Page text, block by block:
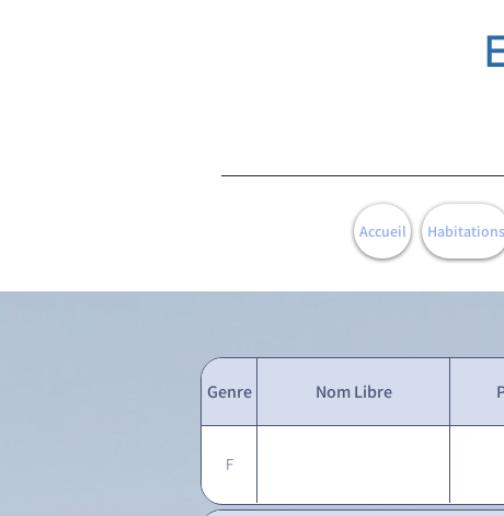
Accueil Habitations
Genre Nom Libre
F